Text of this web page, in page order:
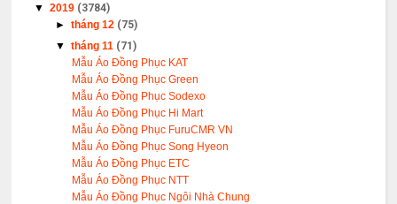
▼2019 (3784)
►tháng 12 (75)
▼tháng 11 (71)
Mẫu Áo Đồng Phục KAT
Mẫu Áo Đồng Phục Green
Mẫu Áo Đồng Phục Sodexo
Mẫu Áo Đồng Phục Hi Mart
Mẫu Áo Đồng Phục FuruCMR VN
Mẫu Áo Đồng Phục Song Hyeon
Mẫu Áo Đồng Phục ETC
Mẫu Áo Đồng Phục NTT
Mẫu Áo Đồng Phục Ngôi Nhà Chung